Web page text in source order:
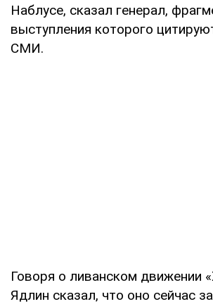
Наблусе, сказал генерал,
выступления которого
СМИ.
Говоря о ливанском движении
Ядлин сказал, что оно сейчас